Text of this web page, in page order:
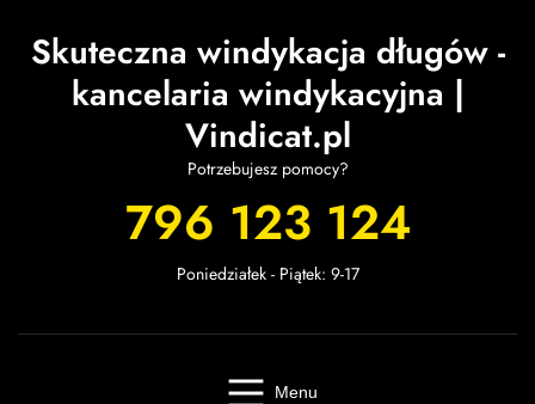
Skuteczna windykacja długów -
kancelaria windykacyjna |
Vindicat.pl
Potrzebujesz pomocy?
796 123 124
Poniedziałek - Piątek: 9-17
Menu